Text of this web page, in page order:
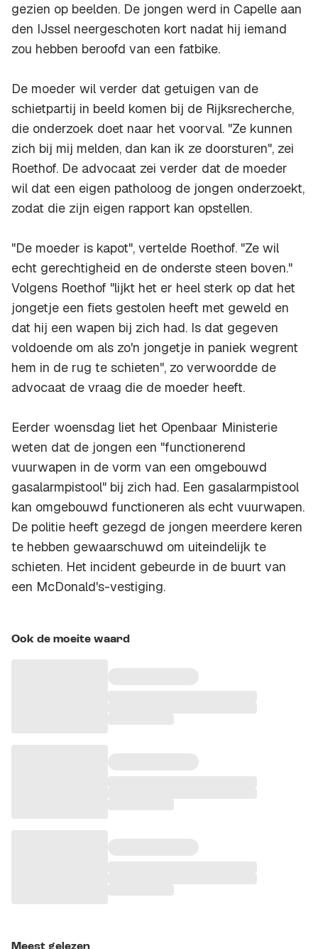
gezien op beelden. De jongen werd in Capelle aan
den IJssel neergeschoten kort nadat hij iemand
zou hebben beroofd van een fatbike.
De moeder wil verder dat getuigen van de
schietpartij in beeld komen bij de Rijksrecherche,
die onderzoek doet naar het voorval. "Ze kunnen
zich bij mij melden, dan kan ik ze doorsturen", zei
Roethof. De advocaat zei verder dat de moeder
wil dat een eigen patholoog de jongen onderzoekt,
zodat die zijn eigen rapport kan opstellen.
"De moeder is kapot", vertelde Roethof. "Ze wil
echt gerechtigheid en de onderste steen boven."
Volgens Roethof "lijkt het er heel sterk op dat het
jongetje een fiets gestolen heeft met geweld en
dat hij een wapen bij zich had. Is dat gegeven
voldoende om als zo'n jongetje in paniek wegrent
hem in de rug te schieten", zo verwoordde de
advocaat de vraag die de moeder heeft.
Eerder woensdag liet het Openbaar Ministerie
weten dat de jongen een "functionerend
vuurwapen in de vorm van een omgebouwd
gasalarmpistool" bij zich had. Een gasalarmpistool
kan omgebouwd functioneren als echt vuurwapen.
De politie heeft gezegd de jongen meerdere keren
te hebben gewaarschuwd om uiteindelijk te
schieten. Het incident gebeurde in de buurt van
een McDonald's-vestiging.
Ook de moeite waard